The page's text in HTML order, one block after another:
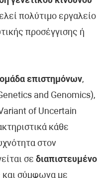
πολύτιμο εργαλείο
προσέγγισης ή
επιστημόνων,
and Genomics),
of Uncertain
κάθε
στον
σε διαπιστευμένο
και σύμφωνα με